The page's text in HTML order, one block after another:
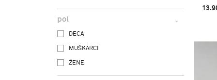
pol
DECA
MUŠKARCI
ŽENE